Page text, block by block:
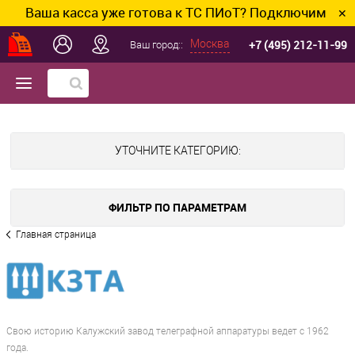
касса уже готова к ТС ПИоТ? Подключим и ✕
Ваш город:: Москва +7 (495) 212-11-99
УТОЧНИТЕ КАТЕГОРИЮ:
ФИЛЬТР ПО ПАРАМЕТРАМ
Главная страница
Свою историю Калужский завод телеграфной аппаратуры ведет с 1962
года.